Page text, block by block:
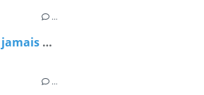
…
L'habit de l'islam ne tombe jamais par terre. Si certains ne veulent plus le porter, d'autre auront l'honneur de le porter ...
…